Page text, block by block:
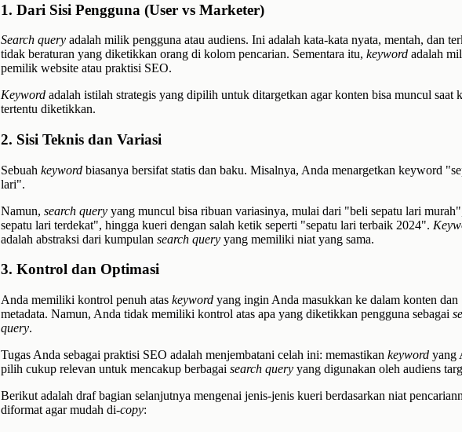
1. Dari Sisi Pengguna (User vs Marketer)
Search queryadalah milik pengguna atau audiens. Ini adalah kata-kata nyata, mentah, dan
tidak beraturan yang diketikkan orang di kolom pencarian. Sementara itu, keywordadalah
pemilik website atau praktisi SEO.
Keywordadalah istilah strategis yang dipilih untuk ditargetkan agar konten bisa muncul saat
tertentu diketikkan.
2. Sisi Teknis dan Variasi
Sebuah keywordbiasanya bersifat statis dan baku. Misalnya, Anda menargetkan keyword
lari".
Namun, search queryyang muncul bisa ribuan variasinya, mulai dari "beli sepatu lari
sepatu lari terdekat", hingga kueri dengan salah ketik seperti "sepatu lari terbaik 2024".
adalah abstraksi dari kumpulan search queryyang memiliki niat yang sama.
3. Kontrol dan Optimasi
Anda memiliki kontrol penuh atas keywordyang ingin Anda masukkan ke dalam konten dan
metadata. Namun, Anda tidak memiliki kontrol atas apa yang diketikkan pengguna sebagai
query.
Tugas Anda sebagai praktisi SEO adalah menjembatani celah ini: memastikan keywordyang
pilih cukup relevan untuk mencakup berbagai search queryyang digunakan oleh audiens
Berikut adalah draf bagian selanjutnya mengenai jenis-jenis kueri berdasarkan niat
diformat agar mudah di-copy: